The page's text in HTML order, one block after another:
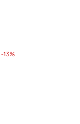
-13%